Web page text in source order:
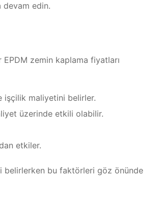
devam edin.
zemin kaplama fiyatları
işçilik maliyetini belirler.
üzerinde etkili olabilir.
etkiler.
belirlerken bu faktörleri göz önünde